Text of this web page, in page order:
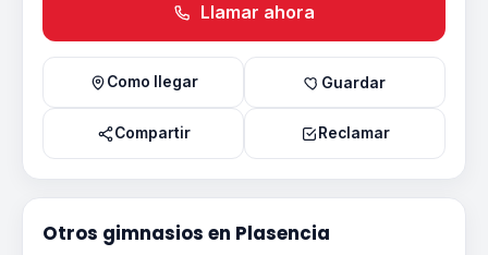
Llamar ahora
Como llegar Guardar
Compartir Reclamar
Otros gimnasios en Plasencia